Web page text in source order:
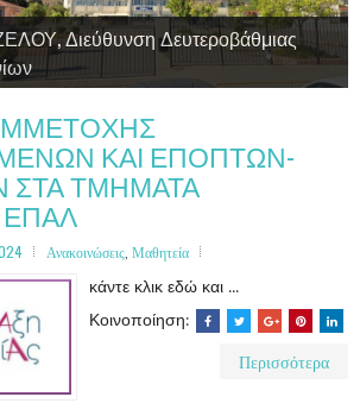
Διεύθυνση Δευτεροβάθμιας
Τροφίμων και Περιβάλλοντος
και Ευεξίας
ΚΑΙ ΕΠΟΠΤΩΝ-
ΣΤΑ ΤΜΗΜΑΤΑ
Ανακοινώσεις Μαθητεία
κάντε κλικ εδώ και ...
Κοινοποίηση:
Περισσότερα